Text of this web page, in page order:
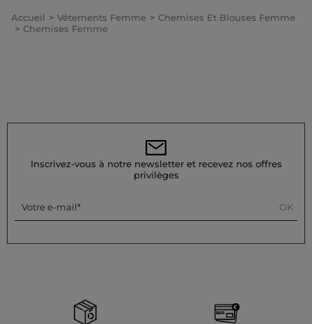
Accueil Vêtements Femme
Chemises Et Blouses Femme
Chemises Femme
Inscrivez-vous à notre newsletter et recevez nos offres
privilèges
Votre e-mail OK